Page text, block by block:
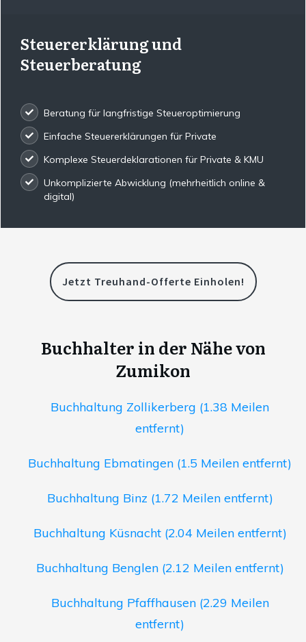
Steuererklärung und
Steuerberatung
Beratung für langfristige Steueroptimierung
Einfache Steuererklärungen für Private
Komplexe Steuerdeklarationen für Private & KMU
Unkomplizierte Abwicklung (mehrheitlich online &
digital)
Jetzt Treuhand-Offerte Einholen!
Buchhalter in der Nähe von
Zumikon
Buchhaltung Zollikerberg (1.38 Meilen
entfernt)
Buchhaltung Ebmatingen (1.5 Meilen entfernt)
Buchhaltung Binz (1.72 Meilen entfernt)
Buchhaltung Küsnacht (2.04 Meilen entfernt)
Buchhaltung Benglen (2.12 Meilen entfernt)
Buchhaltung Pfaffhausen (2.29 Meilen
entfernt)